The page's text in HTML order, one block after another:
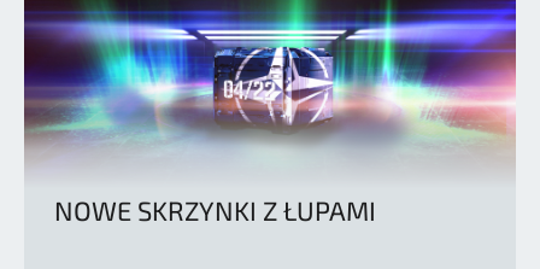
NOWE SKRZYNKI Z ŁUPAMI